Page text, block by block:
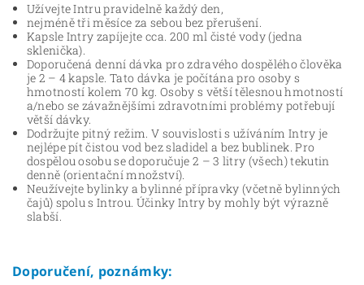
Užívejte Intru pravidelně každý den,
nejméně tři měsíce za sebou bez přerušení.
Kapsle Intry zapíjejte cca. 200 ml čisté vody (jedna
sklenička).
Doporučená denní dávka pro zdravého dospělého člověka
je 2 – 4 kapsle. Tato dávka je počítána pro osoby s
hmotností kolem 70 kg. Osoby s větší tělesnou hmotností
a/nebo se závažnějšími zdravotními problémy potřebují
větší dávky.
Dodržujte pitný režim. V souvislosti s užíváním Intry je
nejlépe pít čistou vod bez sladidel a bez bublinek. Pro
dospělou osobu se doporučuje 2 – 3 litry (všech) tekutin
denně (orientační množství).
Neužívejte bylinky a bylinné přípravky (včetně bylinných
čajů) spolu s Introu. Účinky Intry by mohly být výrazně
slabší.
Doporučení, poznámky: